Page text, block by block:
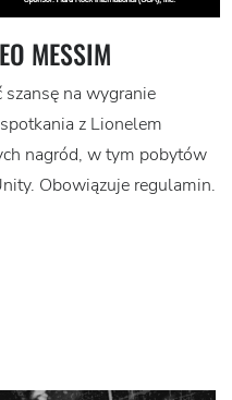
MESSIM
szansę na wygranie
z Lionelem
nagród, w tym pobytów
Obowiązuje regulamin.